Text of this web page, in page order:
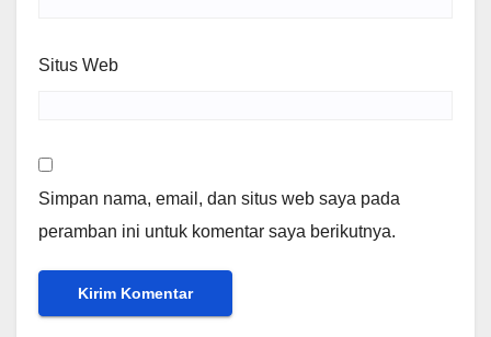
Situs Web
Simpan nama, email, dan situs web saya pada
peramban ini untuk komentar saya berikutnya.